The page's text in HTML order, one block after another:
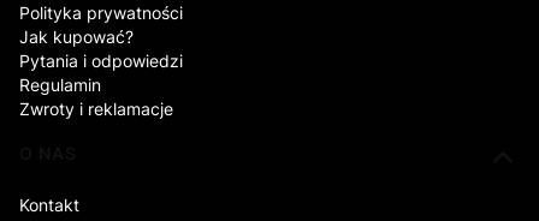
Polityka prywatności
Jak kupować?
Pytania i odpowiedzi
Regulamin
Zwroty i reklamacje
Kontakt